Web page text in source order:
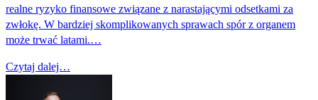
realne ryzyko finansowe związane z narastającymi odsetkami za
zwłokę. W bardziej skomplikowanych sprawach spór z organem
może trwać latami.…
Czytaj dalej…